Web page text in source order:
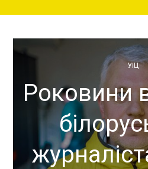
УІЦ
Роковини